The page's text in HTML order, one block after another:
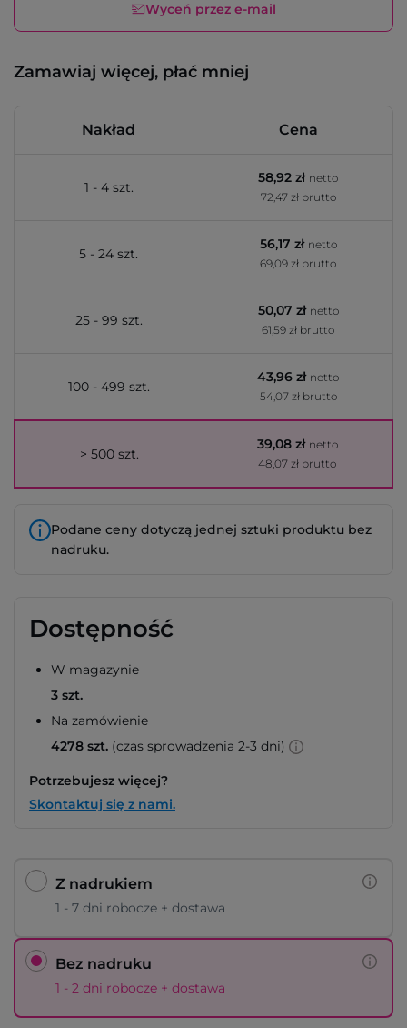
Wyceń przez e-mail
Zamawiaj więcej, płać mniej
Nakład Cena
1 - 4 szt.
58,92 zł netto
72,47 zł brutto
5 - 24 szt.
56,17 zł netto
69,09 zł brutto
25 - 99 szt.
50,07 zł netto
61,59 zł brutto
100 - 499 szt.
43,96 zł netto
54,07 zł brutto
> 500 szt.
39,08 zł netto
48,07 zł brutto
Podane ceny dotyczą jednej sztuki produktu bez
nadruku.
Dostępność
W magazynie
3 szt.
Na zamówienie
4278 szt. (czas sprowadzenia 2-3 dni)
Potrzebujesz więcej?
Skontaktuj się z nami.
Z nadrukiem
1 - 7 dni robocze + dostawa
Bez nadruku
1 - 2 dni robocze + dostawa